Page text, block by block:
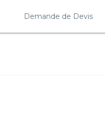
Demande de Devis